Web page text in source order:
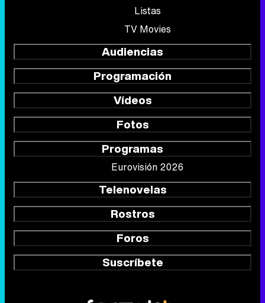
Listas
TV Movies
Audiencias
Programación
Vídeos
Fotos
Programas
Eurovisión 2026
Telenovelas
Rostros
Foros
Suscríbete